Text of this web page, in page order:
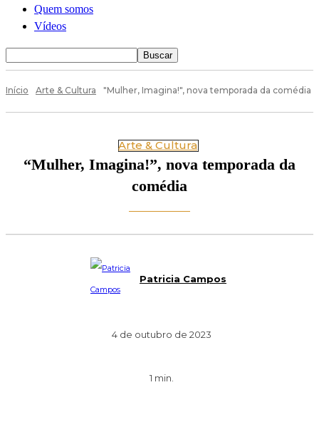
Quem somos
Vídeos
Início Arte & Cultura "Mulher, Imagina!", nova temporada da comédia
Arte & Cultura
“Mulher, Imagina!”, nova temporada da
comédia
Patricia Campos
4 de outubro de 2023
1 min.